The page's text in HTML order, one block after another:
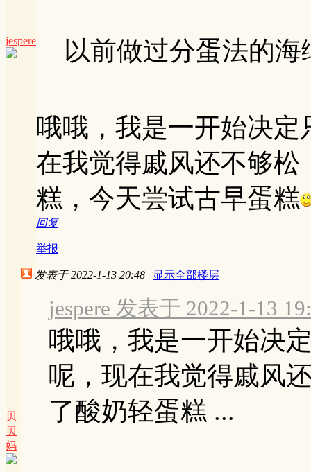
jespere 以前做过分蛋法的
哦哦，我是一开始决
在我觉得戚风还不够
糕，今天尝试古早蛋糕
回复
举报
贝
贝
妈
发表于 2022-1-13 20:48 | 显示全部楼层
jespere 发表于 2022-1-13
哦哦，我是一开始决
呢，现在我觉得戚风
了酸奶轻蛋糕 ...